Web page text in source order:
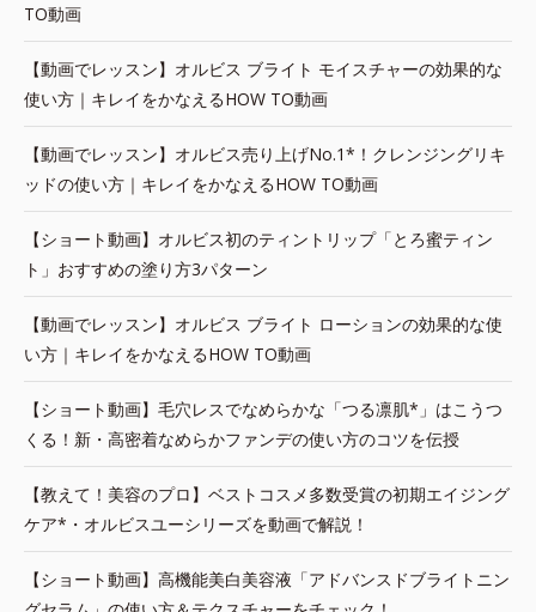
TO動画
【動画でレッスン】オルビス ブライト モイスチャーの効果的な
使い方｜キレイをかなえるHOW TO動画
【動画でレッスン】オルビス売り上げNo.1*！クレンジングリキ
ッドの使い方｜キレイをかなえるHOW TO動画
【ショート動画】オルビス初のティントリップ「とろ蜜ティン
ト」おすすめの塗り方3パターン
【動画でレッスン】オルビス ブライト ローションの効果的な使
い方｜キレイをかなえるHOW TO動画
【ショート動画】毛穴レスでなめらかな「つる凛肌*」はこうつ
くる！新・高密着なめらかファンデの使い方のコツを伝授
【教えて！美容のプロ】ベストコスメ多数受賞の初期エイジング
ケア*・オルビスユーシリーズを動画で解説！
【ショート動画】高機能美白美容液「アドバンスドブライトニン